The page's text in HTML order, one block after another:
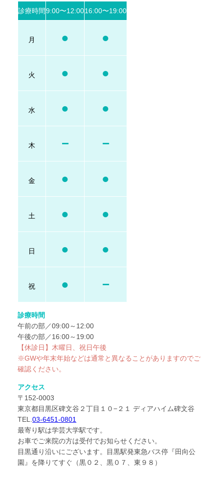
診療時間 9:00〜12:0016:00〜19:00
月 ● ●
火 ● ●
水 ● ●
木 − −
金 ● ●
土 ● ●
日 ● ●
祝 ● −
診療時間
午前の部／09:00～12:00
午後の部／16:00～19:00
【休診日】木曜日、祝日午後
※GWや年末年始などは通常と異なることがありますのでご
確認ください。
アクセス
〒152-0003
東京都目黒区碑文谷２丁目１０−２１ ディアハイム碑文谷
TEL.03-6451-0801
最寄り駅は学芸大学駅です。
お車でご来院の方は受付でお知らせください。
目黒通り沿いにございます。目黒駅発東急バス停『田向公
園』を降りてすぐ（黒０２、黒０７、東９８）